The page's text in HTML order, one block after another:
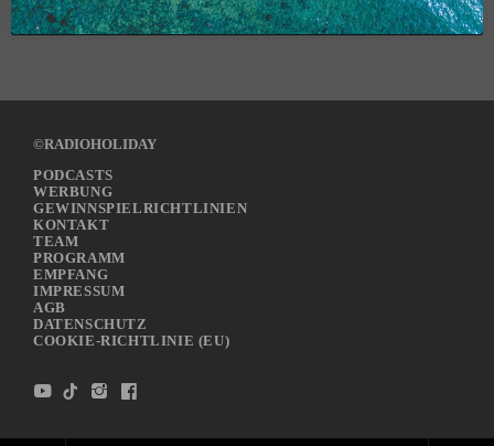
©RADIOHOLIDAY
PODCASTS
WERBUNG
GEWINNSPIELRICHTLINIEN
KONTAKT
TEAM
PROGRAMM
EMPFANG
IMPRESSUM
AGB
DATENSCHUTZ
COOKIE-RICHTLINIE (EU)